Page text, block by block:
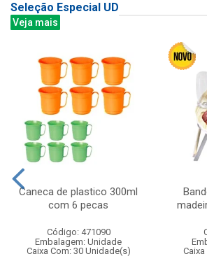
Seleção Especial UD
Veja mais
Caneca de plastico 300ml
com 6 pecas
Código: 471090
Embalagem: Unidade
Caixa Com: 30 Unidade(s)